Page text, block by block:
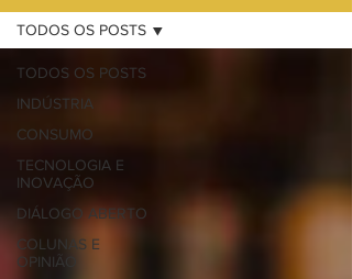
TODOS OS POSTS
INDÚSTRIA
CONSUMO
TECNOLOGIA E
INOVAÇÃO
DIÁLOGO ABERTO
COLUNAS E
OPINIÃO
TODOS OS POSTS